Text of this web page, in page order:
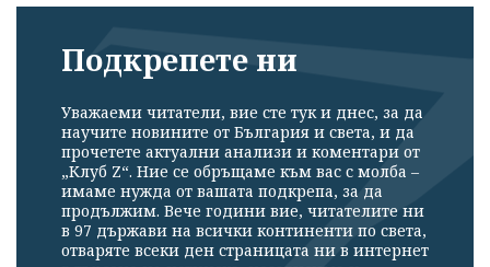
Подкрепете ни
Уважаеми читатели, вие сте тук и днес, за да
научите новините от България и света, и да
прочетете актуални анализи и коментари от
„Клуб Z“. Ние се обръщаме към вас с молба –
имаме нужда от вашата подкрепа, за да
продължим. Вече години вие, читателите ни
в 97 държави на всички континенти по света,
отваряте всеки ден страницата ни в интернет